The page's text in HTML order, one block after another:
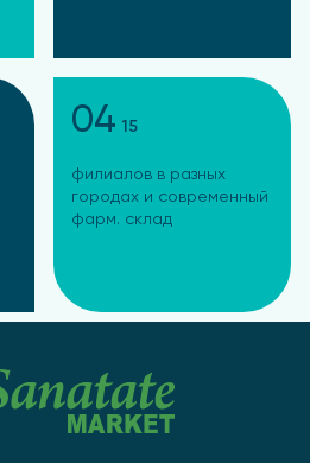
04 15
филиалов в разных
городах и современный
фарм. склад